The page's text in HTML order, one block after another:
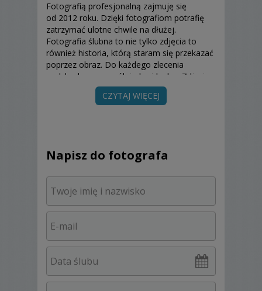
Fotografią profesjonalną zajmuję się
od 2012 roku. Dzięki fotografiom potrafię
zatrzymać ulotne chwile na dłużej.
Fotografia ślubna to nie tylko zdjęcia to
również historia, którą staram się przekazać
poprzez obraz. Do każdego zlecenia
podchodzę w sposób indywidualny. Zdjęcia
wykonuję dwoma aparatami
pełnoklatkowymi z dużą tolerancją wartości
pomieszczeniach. Zapraszam do zapoznania
Może to właśnie ja będę miał przyjemność
opowiedzieć Waszą historię.
CZYTAJ WIĘCEJ
Napisz do fotografa